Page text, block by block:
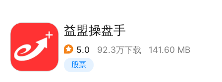
【天天猜涨跌，每日赢奖励，奖金到账及时】
【联系我们】
益盟操盘手
5.0 92.3万下载 141.60 MB
股票